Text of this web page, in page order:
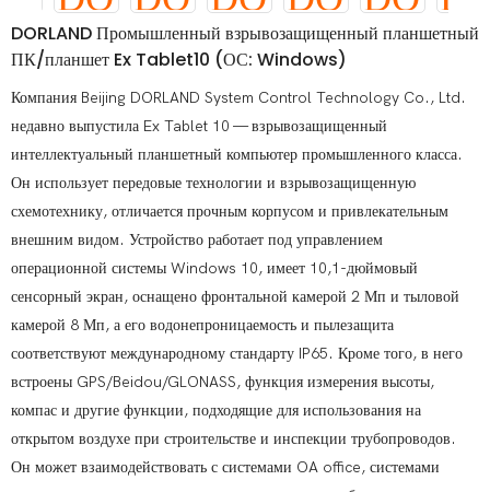
DORLAND Промышленный взрывозащищенный планшетный
ПК/планшет Ex Tablet10 (ОС: Windows)
Компания Beijing DORLAND System Control Technology Co., Ltd.
недавно выпустила Ex Tablet 10 — взрывозащищенный
интеллектуальный планшетный компьютер промышленного класса.
Он использует передовые технологии и взрывозащищенную
схемотехнику, отличается прочным корпусом и привлекательным
внешним видом. Устройство работает под управлением
операционной системы Windows 10, имеет 10,1-дюймовый
сенсорный экран, оснащено фронтальной камерой 2 Мп и тыловой
камерой 8 Мп, а его водонепроницаемость и пылезащита
соответствуют международному стандарту IP65. Кроме того, в него
встроены GPS/Beidou/GLONASS, функция измерения высоты,
компас и другие функции, подходящие для использования на
открытом воздухе при строительстве и инспекции трубопроводов.
Он может взаимодействовать с системами OA office, системами